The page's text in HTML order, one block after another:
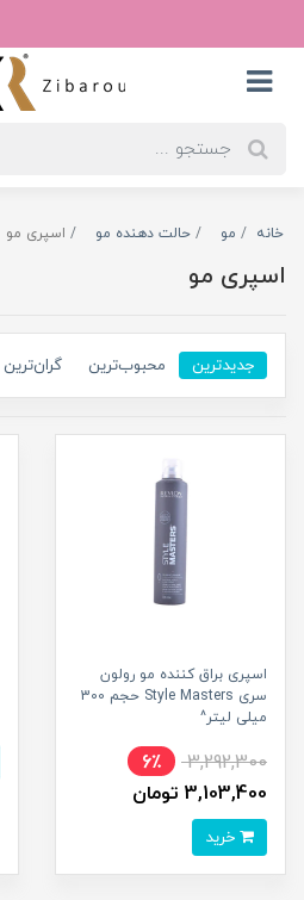
خانه مو حالت دهنده مو اسپری مو
اسپری مو
جدیدترین محبوب‌ترین گران‌ترین
اسپری براق کننده مو رولون
سری Style Masters حجم 300
میلی لیتر^
3,292,300
6٪
3,103,400 تومان